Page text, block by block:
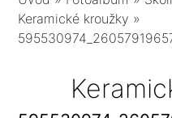
Keramické kroužky »